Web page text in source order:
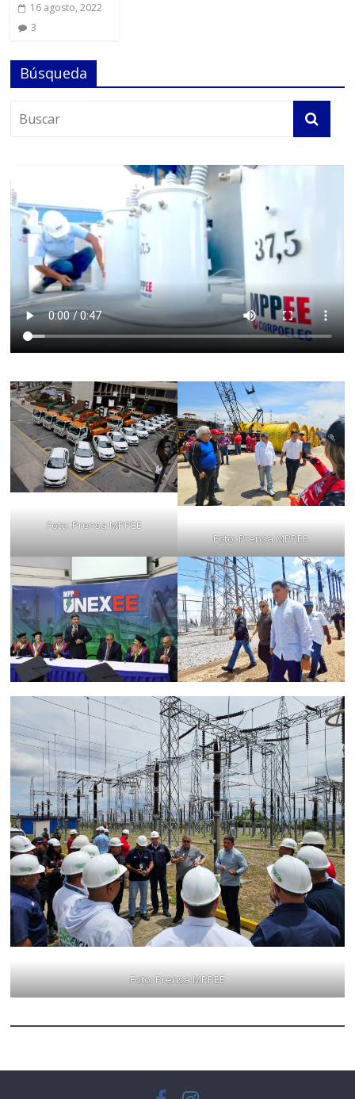
16 agosto, 2022
3
Búsqueda
Foto: Prensa MPPEE
Foto: Prensa MPPEE
Foto: Prensa MPPEE